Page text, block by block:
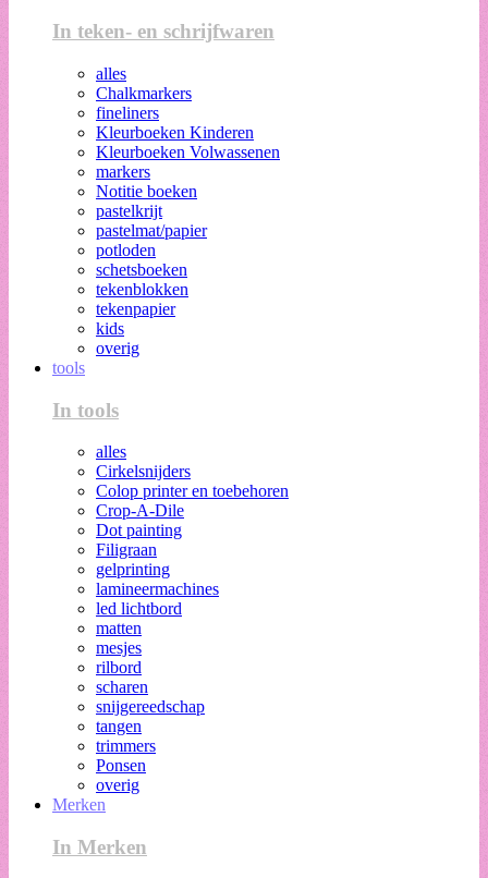
In teken- en schrijfwaren
alles
Chalkmarkers
fineliners
Kleurboeken Kinderen
Kleurboeken Volwassenen
markers
Notitie boeken
pastelkrijt
pastelmat/papier
potloden
schetsboeken
tekenblokken
tekenpapier
kids
overig
tools
In tools
alles
Cirkelsnijders
Colop printer en toebehoren
Crop-A-Dile
Dot painting
Filigraan
gelprinting
lamineermachines
led lichtbord
matten
mesjes
rilbord
scharen
snijgereedschap
tangen
trimmers
Ponsen
overig
Merken
In Merken